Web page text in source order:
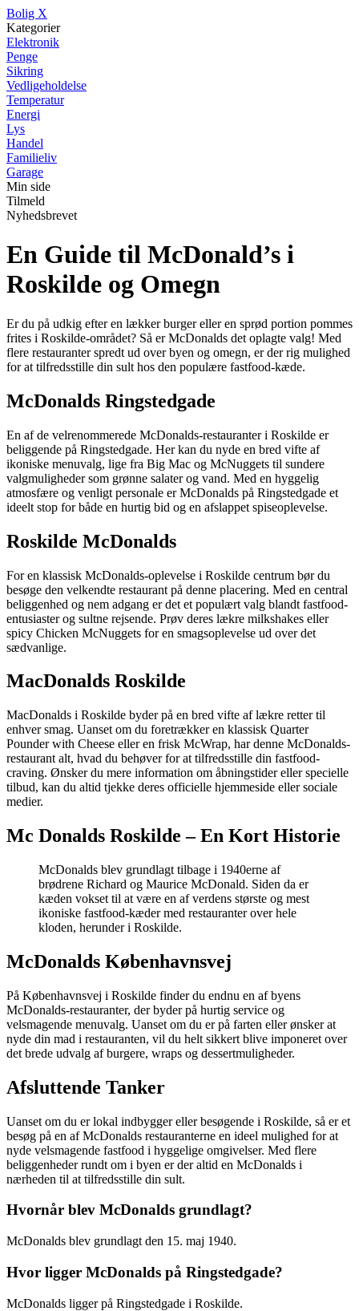
Bolig X
Kategorier
Elektronik
Penge
Sikring
Vedligeholdelse
Temperatur
Energi
Lys
Handel
Familieliv
Garage
Min side
Tilmeld
Nyhedsbrevet
En Guide til McDonald’s i
Roskilde og Omegn
Er du på udkig efter en lækker burger eller en sprød portion pommes
frites i Roskilde-området? Så er McDonalds det oplagte valg! Med
flere restauranter spredt ud over byen og omegn, er der rig mulighed
for at tilfredsstille din sult hos den populære fastfood-kæde.
McDonalds Ringstedgade
En af de velrenommerede McDonalds-restauranter i Roskilde er
beliggende på Ringstedgade. Her kan du nyde en bred vifte af
ikoniske menuvalg, lige fra Big Mac og McNuggets til sundere
valgmuligheder som grønne salater og vand. Med en hyggelig
atmosfære og venligt personale er McDonalds på Ringstedgade et
ideelt stop for både en hurtig bid og en afslappet spiseoplevelse.
Roskilde McDonalds
For en klassisk McDonalds-oplevelse i Roskilde centrum bør du
besøge den velkendte restaurant på denne placering. Med en central
beliggenhed og nem adgang er det et populært valg blandt fastfood-
entusiaster og sultne rejsende. Prøv deres lækre milkshakes eller
spicy Chicken McNuggets for en smagsoplevelse ud over det
sædvanlige.
MacDonalds Roskilde
MacDonalds i Roskilde byder på en bred vifte af lækre retter til
enhver smag. Uanset om du foretrækker en klassisk Quarter
Pounder with Cheese eller en frisk McWrap, har denne McDonalds-
restaurant alt, hvad du behøver for at tilfredsstille din fastfood-
craving. Ønsker du mere information om åbningstider eller specielle
tilbud, kan du altid tjekke deres officielle hjemmeside eller sociale
medier.
Mc Donalds Roskilde – En Kort Historie
McDonalds blev grundlagt tilbage i 1940erne af
brødrene Richard og Maurice McDonald. Siden da er
kæden vokset til at være en af verdens største og mest
ikoniske fastfood-kæder med restauranter over hele
kloden, herunder i Roskilde.
McDonalds Københavnsvej
På Københavnsvej i Roskilde finder du endnu en af byens
McDonalds-restauranter, der byder på hurtig service og
velsmagende menuvalg. Uanset om du er på farten eller ønsker at
nyde din mad i restauranten, vil du helt sikkert blive imponeret over
det brede udvalg af burgere, wraps og dessertmuligheder.
Afsluttende Tanker
Uanset om du er lokal indbygger eller besøgende i Roskilde, så er et
besøg på en af McDonalds restauranterne en ideel mulighed for at
nyde velsmagende fastfood i hyggelige omgivelser. Med flere
beliggenheder rundt om i byen er der altid en McDonalds i
nærheden til at tilfredsstille din sult.
Hvornår blev McDonalds grundlagt?
McDonalds blev grundlagt den 15. maj 1940.
Hvor ligger McDonalds på Ringstedgade?
McDonalds ligger på Ringstedgade i Roskilde.